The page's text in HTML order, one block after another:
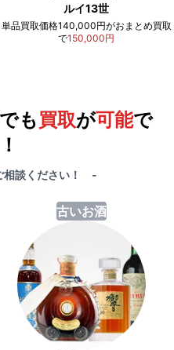
ルイ13世
単品買取価格140,000円がおまとめ買取
で150,000円
も買取が可能で
相談ください！ -
古いお酒